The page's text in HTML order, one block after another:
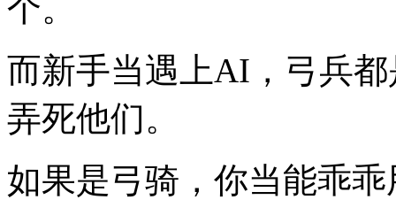
个。
而新手当遇上AI，弓兵
弄死他们。
如果是弓骑，你当能乖